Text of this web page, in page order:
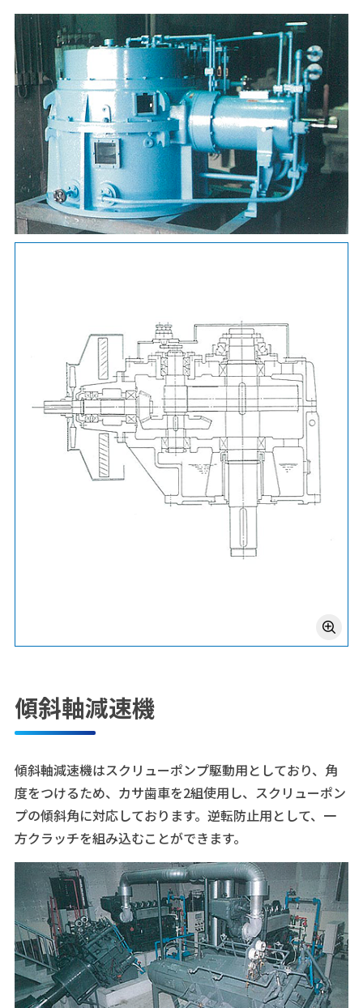
傾斜軸減速機
傾斜軸減速機はスクリューポンプ駆動用としており、角
度をつけるため、カサ歯車を2組使用し、スクリューポン
プの傾斜角に対応しております。逆転防止用として、一
方クラッチを組み込むことができます。